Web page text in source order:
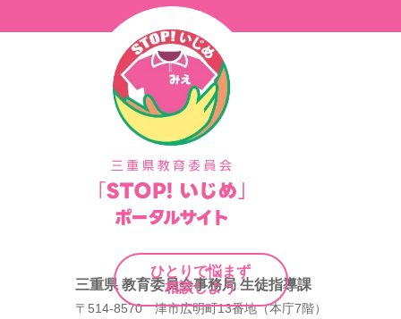
ひとりで悩まず
相談しよう
三重県 教育委員会事務局 生徒指導課
〒514-8570 津市広明町13番地（本庁7階）